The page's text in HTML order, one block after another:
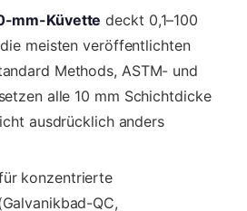
mm-Küvette deckt 0,1–100
meisten veröffentlichten
Methods, ASTM- und
alle 10 mm Schichtdicke
ausdrücklich anders
konzentrierte
QC,